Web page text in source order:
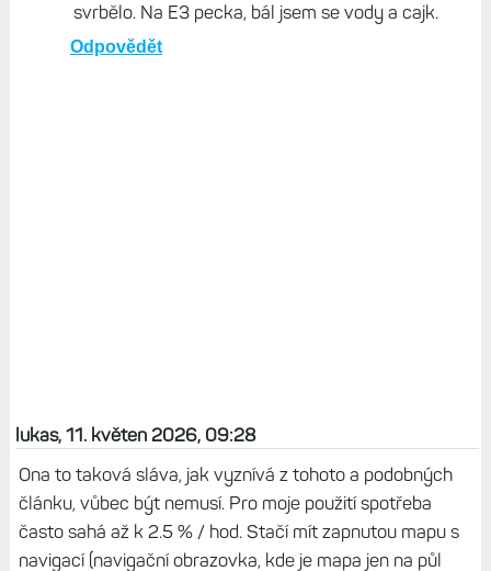
svrbělo. Na E3 pecka, bál jsem se vody a cajk.
Odpovědět
lukas, 11. květen 2026, 09:28
Ona to taková sláva, jak vyznívá z tohoto a podobných
článku, vůbec být nemusí. Pro moje použití spotřeba
často sahá až k 2.5 % / hod. Stačí mít zapnutou mapu s
navigací (navigační obrazovka, kde je mapa jen na půl